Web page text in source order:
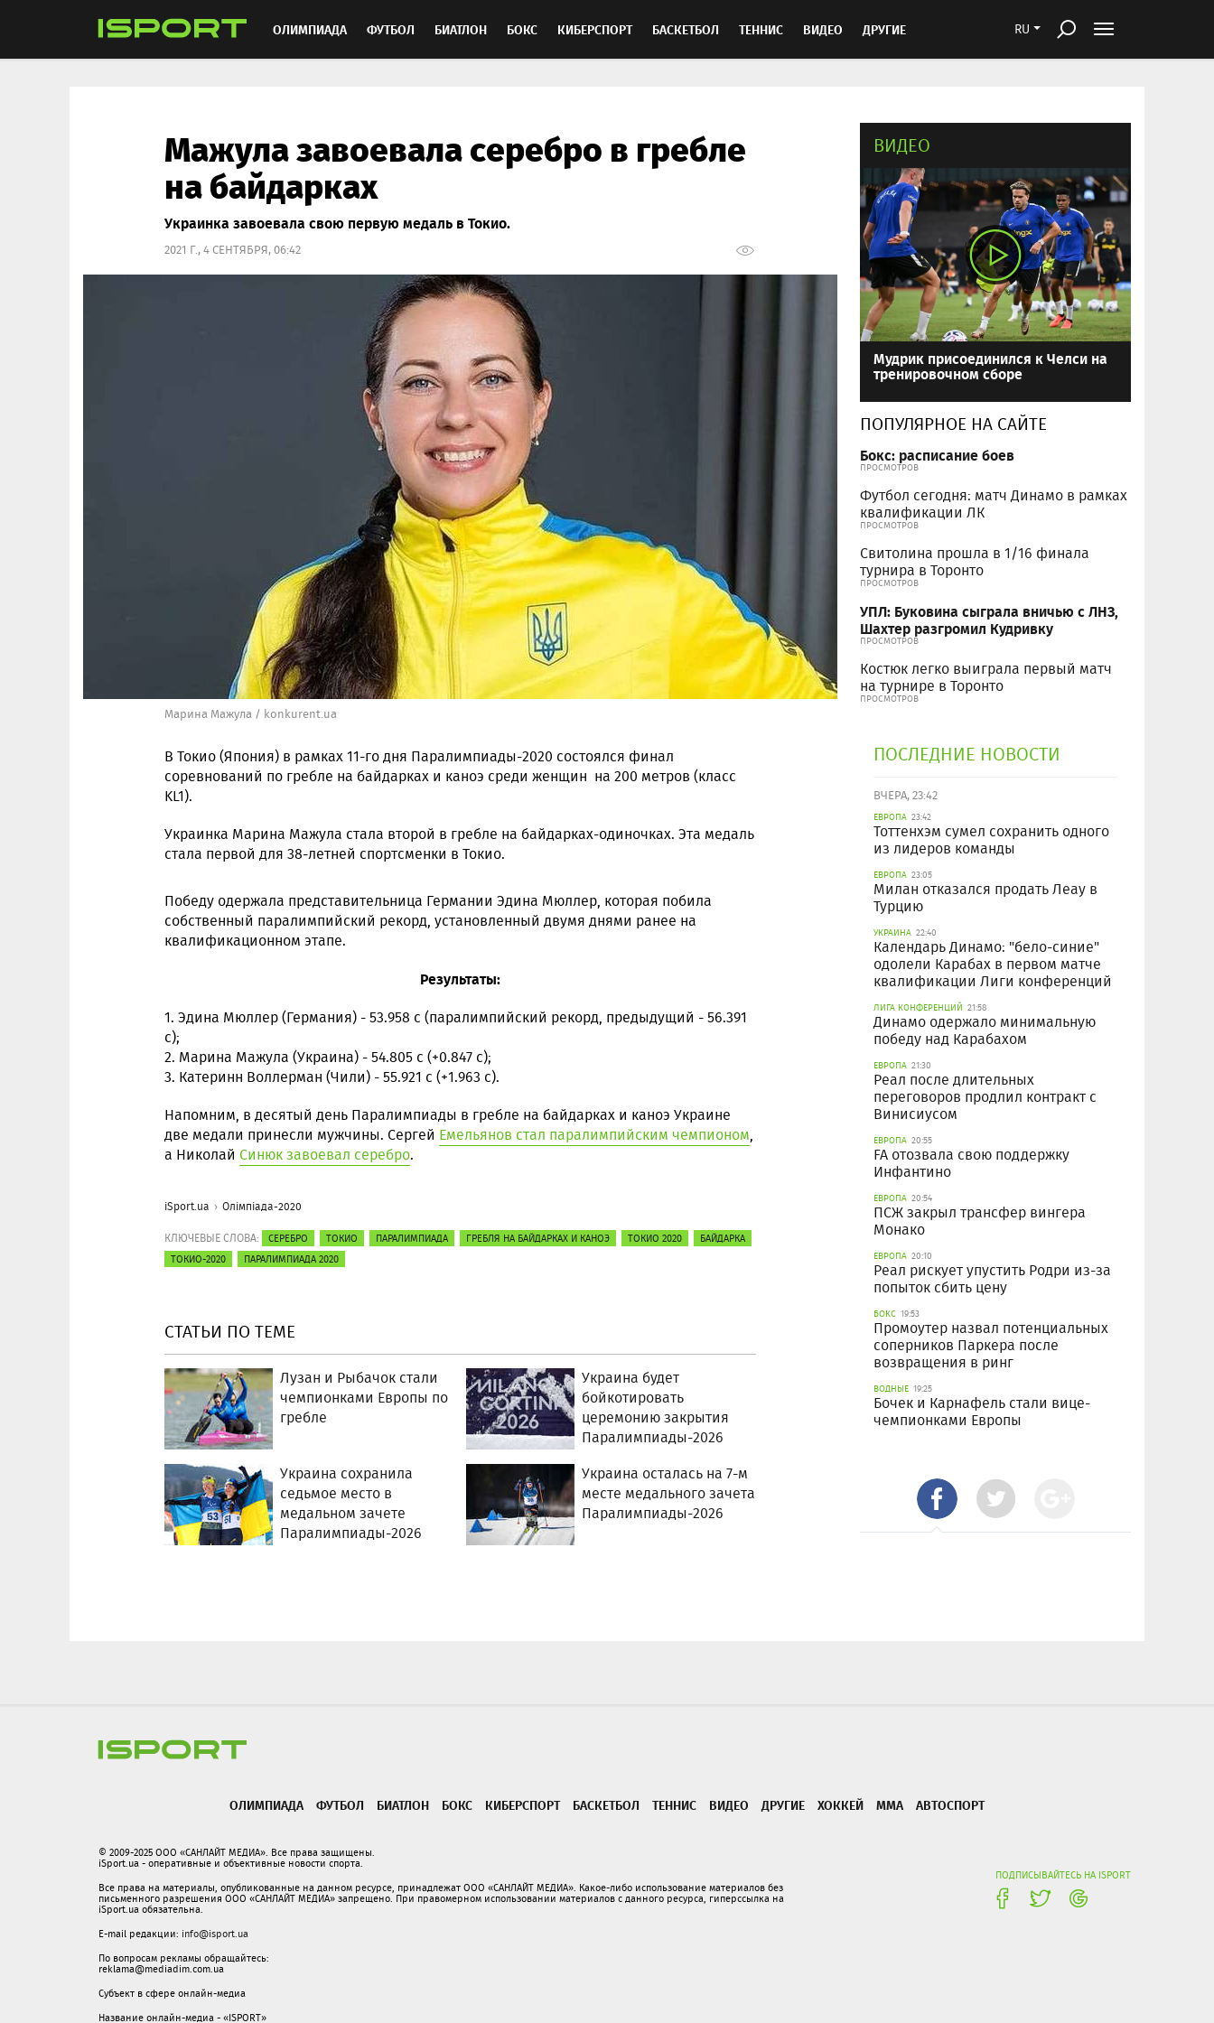
RU
ОЛИМПИАДА ФУТБОЛ БИАТЛОН БОКС КИБЕРСПОРТ БАСКЕТБОЛ ТЕННИС ВИДЕО ДРУГИЕ
Мажула завоевала серебро в гребле
на байдарках
Украинка завоевала свою первую медаль в Токио.
2021 Г., 4 СЕНТЯБРЯ, 06:42
Марина Мажула / konkurent.ua
В Токио (Япония) в рамках 11-го дня Паралимпиады-2020 состоялся финал
соревнований по гребле на байдарках и каноэ среди женщин на 200 метров (класс
KL1).
Украинка Марина Мажула стала второй в гребле на байдарках-одиночках. Эта медаль
стала первой для 38-летней спортсменки в Токио.
Победу одержала представительница Германии Эдина Мюллер, которая побила
собственный паралимпийский рекорд, установленный двумя днями ранее на
квалификационном этапе.
Результаты:
1. Эдина Мюллер (Германия) - 53.958 с (паралимпийский рекорд, предыдущий - 56.391
с);
2. Марина Мажула (Украина) - 54.805 с (+0.847 с);
3. Катеринн Воллерман (Чили) - 55.921 с (+1.963 с).
Напомним, в десятый день Паралимпиады в гребле на байдарках и каноэ Украине
две медали принесли мужчины. Сергей Емельянов стал паралимпийским чемпионом,
а Николай Синюк завоевал серебро.
iSport.ua Олімпіада-2020
КЛЮЧЕВЫЕ СЛОВА: СЕРЕБРО ТОКИО ПАРАЛИМПИАДА ГРЕБЛЯ НА БАЙДАРКАХ И КАНОЭ ТОКИО 2020
БАЙДАРКА
ТОКИО-2020
ПАРАЛИМПИАДА 2020
СТАТЬИ ПО ТЕМЕ
Лузан и Рыбачок стали
чемпионками Европы по
гребле
Украина будет
бойкотировать
церемонию закрытия
Паралимпиады-2026
Украина сохранила
седьмое место в
медальном зачете
Паралимпиады-2026
Украина осталась на 7-м
месте медального зачета
Паралимпиады-2026
ВИДЕО
Мудрик присоединился к Челси на
тренировочном сборе
ПОПУЛЯРНОЕ НА САЙТЕ
Бокс: расписание боев
ПРОСМОТРОВ
Футбол сегодня: матч Динамо в рамках
квалификации ЛК
ПРОСМОТРОВ
Свитолина прошла в 1/16 финала
турнира в Торонто
ПРОСМОТРОВ
УПЛ: Буковина сыграла вничью с ЛНЗ,
Шахтер разгромил Кудривку
ПРОСМОТРОВ
Костюк легко выиграла первый матч
на турнире в Торонто
ПРОСМОТРОВ
ПОСЛЕДНИЕ НОВОСТИ
ВЧЕРА, 23:42
ЕВРОПА 23:42
Тоттенхэм сумел сохранить одного
из лидеров команды
ЕВРОПА 23:05
Милан отказался продать Леау в
Турцию
УКРАИНА 22:40
Календарь Динамо: "бело-синие"
одолели Карабах в первом матче
квалификации Лиги конференций
ЛИГА КОНФЕРЕНЦИЙ 21:58
Динамо одержало минимальную
победу над Карабахом
ЕВРОПА 21:30
Реал после длительных
переговоров продлил контракт с
Винисиусом
ЕВРОПА 20:55
FA отозвала свою поддержку
Инфантино
ЕВРОПА 20:54
ПСЖ закрыл трансфер вингера
Монако
ЕВРОПА 20:10
Реал рискует упустить Родри из-за
попыток сбить цену
БОКС 19:53
Промоутер назвал потенциальных
соперников Паркера после
возвращения в ринг
ВОДНЫЕ 19:25
Бочек и Карнафель стали вице-
чемпионками Европы
ОЛИМПИАДА ФУТБОЛ БИАТЛОН БОКС КИБЕРСПОРТ БАСКЕТБОЛ ТЕННИС ВИДЕО ДРУГИЕ ХОККЕЙ ММА АВТОСПОРТ
ПОДПИСЫВАЙТЕСЬ НА ISPORT
© 2009-2025 ООО «САНЛАЙТ МЕДИА». Все права защищены.
iSport.ua - оперативные и объективные новости спорта.
Все права на материалы, опубликованные на данном ресурсе, принадлежат ООО «САНЛАЙТ МЕДИА». Какое-либо использование материалов без
письменного разрешения ООО «САНЛАЙТ МЕДИА» запрещено. При правомерном использовании материалов с данного ресурса, гиперссылка на
iSport.ua обязательна.
E-mail редакции: info@isport.ua
По вопросам рекламы обращайтесь:
reklama@mediadim.com.ua
Субъект в сфере онлайн-медиа
Название онлайн-медиа - «ISPORT»